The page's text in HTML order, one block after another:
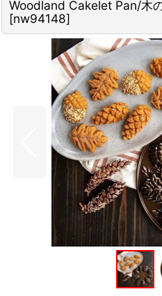
Woodland Cakelet Pan/木
[nw94148]